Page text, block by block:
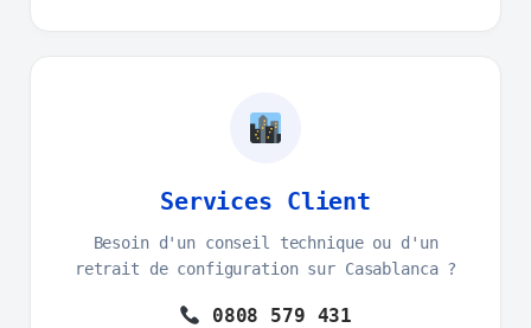
Services Client
Besoin d'un conseil technique ou d'un
retrait de configuration sur Casablanca ?
0808 579 431